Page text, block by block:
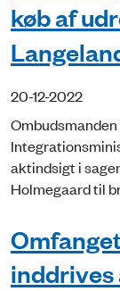
køb af
20-12-2022
aktindsigt i
Holmegaard til